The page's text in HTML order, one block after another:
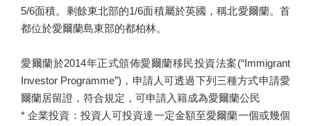
5/6面積。剩餘東北部的1/6面積屬於英國，稱北愛爾蘭。首
都位於愛爾蘭島東部的都柏林。
愛爾蘭於2014年正式頒佈愛爾蘭移民投資法案(“Immigrant
Investor Programme”)，申請人可透過下列三種方式申請愛
爾蘭居留證，符合規定，可申請入籍成為愛爾蘭公民
* 企業投資：投資人可投資達一定金額至愛爾蘭一個或幾個